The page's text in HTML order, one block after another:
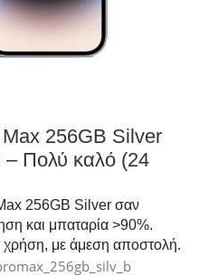
256GB Silver
Πολύ καλό (24
256GB Silver σαν
και μπαταρία >90%.
χρήση, με άμεση αποστολή.